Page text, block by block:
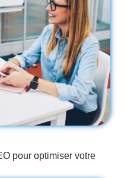
pour optimiser votre